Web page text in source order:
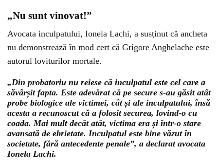
„Nu sunt vinovat!”
Avocata inculpatului, Ionela Lachi, a susținut că ancheta
nu demonstrează în mod cert că Grigore Anghelache este
autorul loviturilor mortale.
„Din probatoriu nu reiese că inculpatul este cel care a
săvârșit fapta. Este adevărat că pe secure s-au găsit atât
probe biologice ale victimei, cât și ale inculpatului, însă
acesta a recunoscut că a folosit securea, lovind-o cu
coada. Mai mult decât atât, victima era și într-o stare
avansată de ebrietate. Inculpatul este bine văzut în
societate, fără antecedente penale”, a declarat avocata
Ionela Lachi.